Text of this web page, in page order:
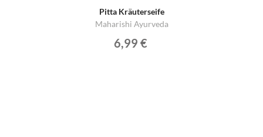
Pitta Kräuterseife
Maharishi Ayurveda
6,99 €